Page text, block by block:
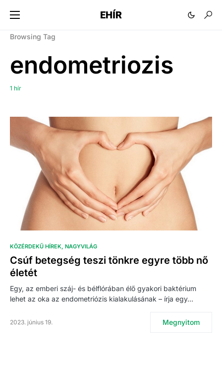
EHÍR
Browsing Tag
endometriozis
1 hír
KÖZÉRDEKŰ HÍREK NAGYVILÁG
Csúf betegség teszi tönkre egyre több nő
életét
Egy, az emberi száj- és bélflórában élő gyakori baktérium
lehet az oka az endometriózis kialakulásának – írja egy…
2023. június 19. Megnyitom